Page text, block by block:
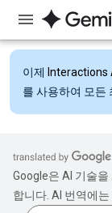
이제 Interactions
를 사용하여 모든
Google은 AI 기술
합니다. AI 번역에